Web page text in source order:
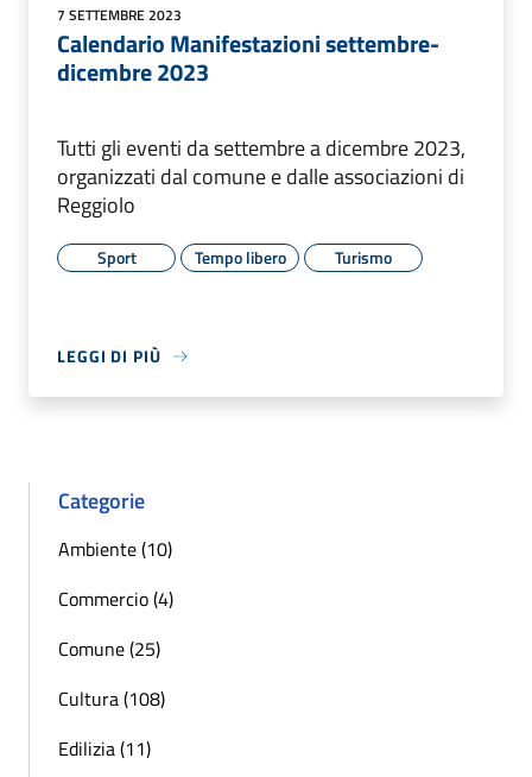
7 SETTEMBRE 2023
Calendario Manifestazioni settembre-
dicembre 2023
Tutti gli eventi da settembre a dicembre 2023,
organizzati dal comune e dalle associazioni di
Reggiolo
Sport Tempo libero Turismo
LEGGI DI PIÙ
Categorie
Ambiente (10)
Commercio (4)
Comune (25)
Cultura (108)
Edilizia (11)